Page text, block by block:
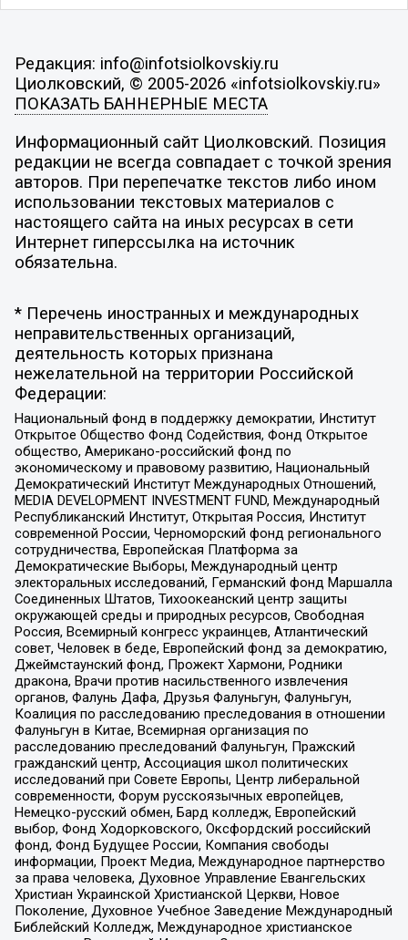
Редакция: info@infotsiolkovskiy.ru
Циолковский, © 2005-2026 «infotsiolkovskiy.ru»
ПОКАЗАТЬ БАННЕРНЫЕ МЕСТА
Информационный сайт Циолковский. Позиция
редакции не всегда совпадает с точкой зрения
авторов. При перепечатке текстов либо ином
использовании текстовых материалов с
настоящего сайта на иных ресурсах в сети
Интернет гиперссылка на источник
обязательна.
* Перечень иностранных и международных
неправительственных организаций,
деятельность которых признана
нежелательной на территории Российской
Федерации:
Национальный фонд в поддержку демократии, Институт
Открытое Общество Фонд Содействия, Фонд Открытое
общество, Американо-российский фонд по
экономическому и правовому развитию, Национальный
Демократический Институт Международных Отношений,
MEDIA DEVELOPMENT INVESTMENT FUND, Международный
Республиканский Институт, Открытая Россия, Институт
современной России, Черноморский фонд регионального
сотрудничества, Европейская Платформа за
Демократические Выборы, Международный центр
электоральных исследований, Германский фонд Маршалла
Соединенных Штатов, Тихоокеанский центр защиты
окружающей среды и природных ресурсов, Свободная
Россия, Всемирный конгресс украинцев, Атлантический
совет, Человек в беде, Европейский фонд за демократию,
Джеймстаунский фонд, Прожект Хармони, Родники
дракона, Врачи против насильственного извлечения
органов, Фалунь Дафа, Друзья Фалуньгун, Фалуньгун,
Коалиция по расследованию преследования в отношении
Фалуньгун в Китае, Всемирная организация по
расследованию преследований Фалуньгун, Пражский
гражданский центр, Ассоциация школ политических
исследований при Совете Европы, Центр либеральной
современности, Форум русскоязычных европейцев,
Немецко-русский обмен, Бард колледж, Европейский
выбор, Фонд Ходорковского, Оксфордский российский
фонд, Фонд Будущее России, Компания свободы
информации, Проект Медиа, Международное партнерство
за права человека, Духовное Управление Евангельских
Христиан Украинской Христианской Церкви, Новое
Поколение, Духовное Учебное Заведение Международный
Библейский Колледж, Международное христианское